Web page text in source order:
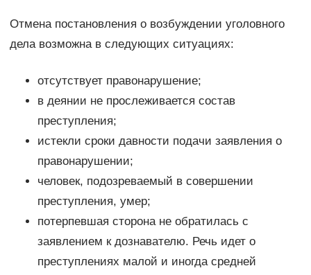
Отмена постановления о возбуждении уголовного
дела возможна в следующих ситуациях:
отсутствует правонарушение;
в деянии не прослеживается состав
преступления;
истекли сроки давности подачи заявления о
правонарушении;
человек, подозреваемый в совершении
преступления, умер;
потерпевшая сторона не обратилась с
заявлением к дознавателю. Речь идет о
преступлениях малой и иногда средней